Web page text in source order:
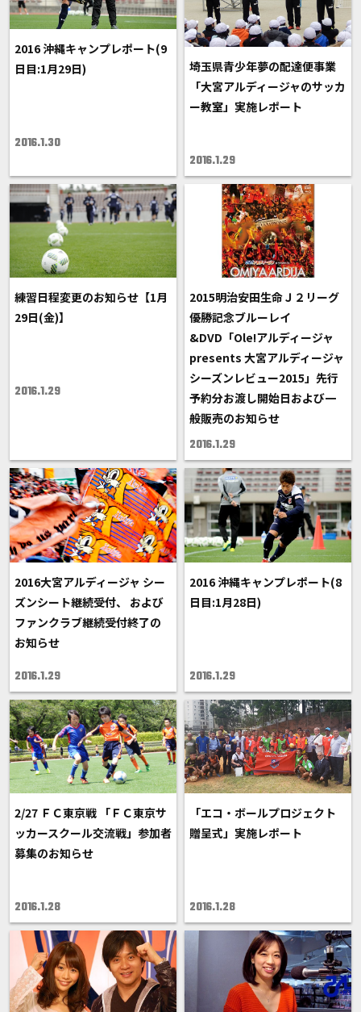
2016 沖縄キャンプレポート(9
日目:1月29日)
2016.1.30
埼玉県青少年夢の配達便事業
「大宮アルディージャのサッカ
ー教室」実施レポート
2016.1.29
練習日程変更のお知らせ【1月
29日(金)】
2016.1.29
2015明治安田生命Ｊ２リーグ
優勝記念ブルーレイ
&DVD「Ole!アルディージャ
presents 大宮アルディージャ
シーズンレビュー2015」先行
予約分お渡し開始日および一
般販売のお知らせ
2016.1.29
2016大宮アルディージャ シー
ズンシート継続受付、 および
ファンクラブ継続受付終了の
お知らせ
2016.1.29
2016 沖縄キャンプレポート(8
日目:1月28日)
2016.1.29
2/27 ＦＣ東京戦 「ＦＣ東京サ
ッカースクール交流戦」参加者
募集のお知らせ
2016.1.28
「エコ・ボールプロジェクト
贈呈式」実施レポート
2016.1.28